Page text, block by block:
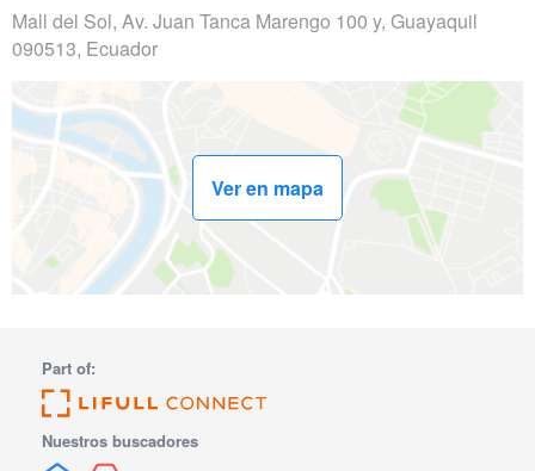
Mall del Sol, Av. Juan Tanca Marengo 100 y, Guayaquil
090513, Ecuador
Ver en mapa
Part of:
Nuestros buscadores